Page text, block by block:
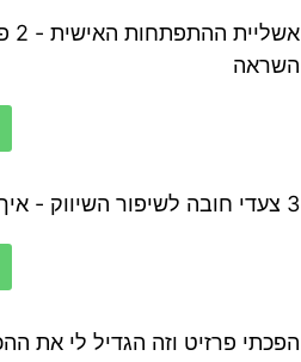
השראה
3 צעדי חובה לשיפור השיווק - איך הופכים שיווק מעיק ליעיל
הפכתי פרזיט וזה הגדיל לי את